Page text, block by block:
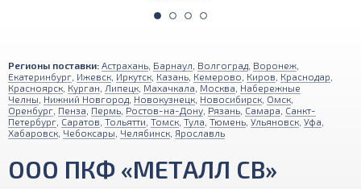
Регионы поставки: Астрахань Барнаул Волгоград Воронеж
Екатеринбург Ижевск Иркутск Казань Кемерово Киров Краснодар
Красноярск Курган Липецк Махачкала Москва Набережные
Челны Нижний Новгород Новокузнецк Новосибирск Омск
Оренбург Пенза Пермь Ростов-на-Дону Рязань Самара Санкт-
Петербург Саратов Тольятти Томск Тула Тюмень Ульяновск Уфа
Хабаровск Чебоксары Челябинск Ярославль
ООО ПКФ «МЕТАЛЛ СВ»